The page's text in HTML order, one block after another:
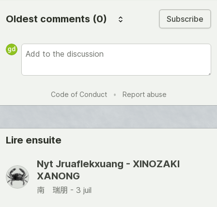
Oldest comments (0) Subscribe
Code of Conduct • Report abuse
Lire ensuite
Nyt Jruaflekxuang - XINOZAKI
XANONG
南 瑞朋 - 3 juil